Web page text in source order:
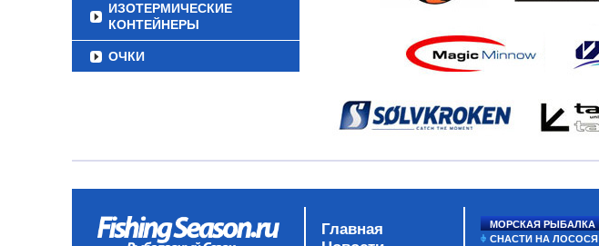
ИЗОТЕРМИЧЕСКИЕ
КОНТЕЙНЕРЫ
ОЧКИ
Главная
МОРСКАЯ РЫБАЛКА
СНАСТИ НА ЛОСОСЯ